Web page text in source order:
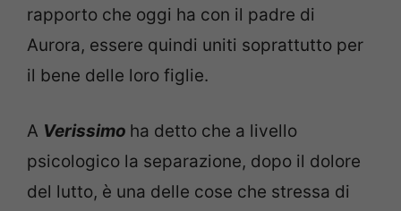
rapporto che oggi ha con il padre di
Aurora, essere quindi uniti soprattutto per
il bene delle loro figlie.
A Verissimo ha detto che a livello
psicologico la separazione, dopo il dolore
del lutto, è una delle cose che stressa di